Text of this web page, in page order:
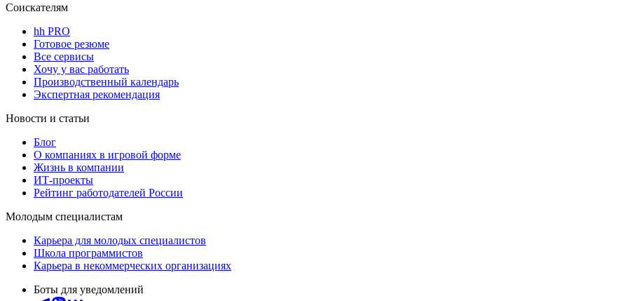
Соискателям
hh PRO
Готовое резюме
Все сервисы
Хочу у вас работать
Производственный календарь
Экспертная рекомендация
Новости и статьи
Блог
О компаниях в игровой форме
Жизнь в компании
ИТ-проекты
Рейтинг работодателей России
Молодым специалистам
Карьера для молодых специалистов
Школа программистов
Карьера в некоммерческих организациях
Боты для уведомлений